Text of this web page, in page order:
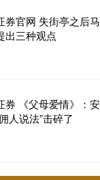
券官网 失街亭之后
出三种观点
券 《父母爱情》：
人说法”击碎了